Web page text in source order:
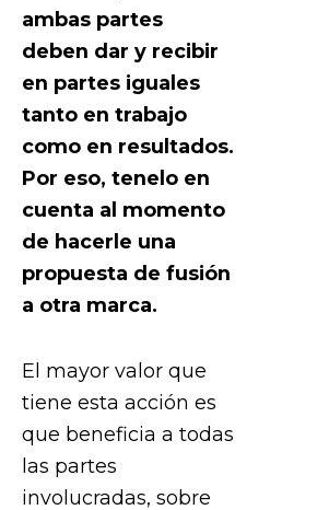
ambas partes
deben dar y recibir
en partes iguales
tanto en trabajo
como en resultados.
Por eso, tenelo en
cuenta al momento
de hacerle una
propuesta de fusión
a otra marca.
El mayor valor que
tiene esta acción es
que beneficia a todas
las partes
involucradas, sobre